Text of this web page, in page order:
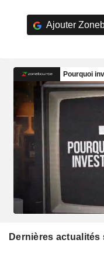
Ajouter
Dernières actualités